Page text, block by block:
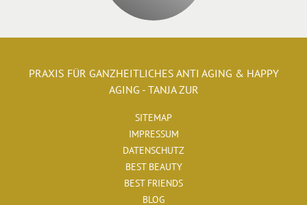
PRAXIS FÜR GANZHEITLICHES ANTI AGING & HAPPY
AGING - TANJA ZUR
SITEMAP
IMPRESSUM
DATENSCHUTZ
BEST BEAUTY
BEST FRIENDS
BLOG